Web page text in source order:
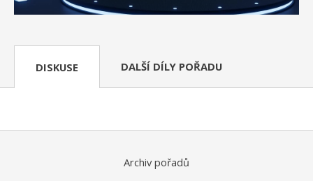
DISKUSE DALŠÍ DÍLY POŘADU
Archiv pořadů